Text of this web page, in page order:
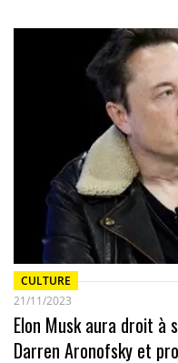
CULTURE
21/11/2023
Elon Musk aura droit à
Darren Aronofsky et